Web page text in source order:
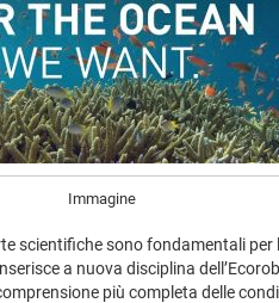
Immagine
scientifiche sono fondamentali per
a nuova disciplina
più completa delle